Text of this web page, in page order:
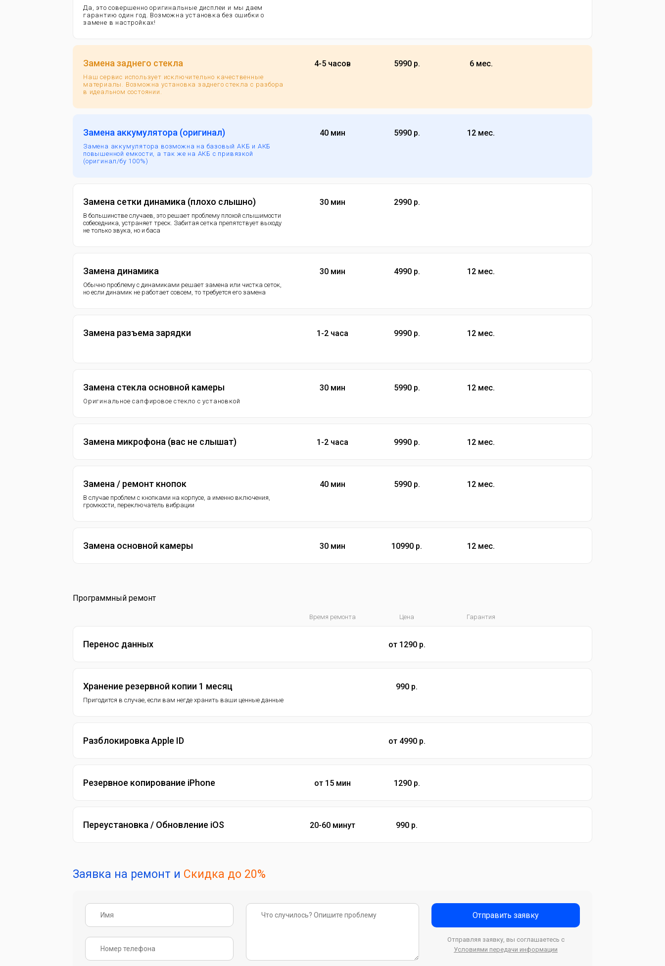
Да, это совершенно оригинальные дисплеи и мы даем
гарантиюодин год. Возможна установка без ошибки о
замене в настройках!
Замена заднего стекла
Наш сервис использует исключительно качественные
материалы. Возможна установка заднего стекла с разбора
в идеальном состоянии.
4-5 часов 5990 р. 6 мес.
Замена аккумулятора (оригинал)
Замена аккумулятора возможна на базовый АКБ и АКБ
повышенной емкости, а так же на АКБ с привязкой
(оригинал/бу 100%)
40 мин 5990 р. 12 мес.
Замена сетки динамика (плохо слышно)
В большинстве случаев, это решает проблему плохой слышимости
собеседника, устраняет треск. Забитая сетка препятствует выходу
не только звука, но и баса
30 мин 2990 р.
Замена динамика
Обычно проблему с динамиками решает замена или чистка сеток,
но если динамик не работает совсем, то требуется его замена
30 мин 4990 р. 12 мес.
Замена разъема зарядки 1-2 часа 9990 р. 12 мес.
Замена стекла основной камеры
Оригинальное сапфировое стекло с установкой
30 мин 5990 р. 12 мес.
Замена микрофона (вас не слышат) 1-2 часа 9990 р. 12 мес.
Замена / ремонт кнопок
В случае проблем с кнопками на корпусе, а именно включения,
громкости, переключатель вибрации
40 мин 5990 р. 12 мес.
Замена основной камеры 30 мин 10990 р. 12 мес.
Программный ремонт
Время ремонта Цена Гарантия
Перенос данных от 1290 р.
Хранение резервной копии 1 месяц
Пригодится в случае, если вам негде хранить ваши ценные данные
990 р.
Разблокировка Apple ID от 4990 р.
Резервное копирование iPhone от 15 мин 1290 р.
Переустановка / Обновление iOS 20-60 минут 990 р.
Заявка на ремонт и Скидка до 20%
Отправить заявку
Отправляя заявку, вы соглашаетесь с
Условиями передачи информации